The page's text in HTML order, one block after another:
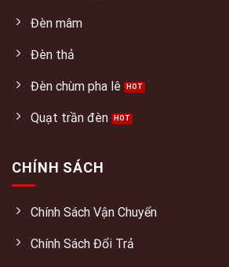
Đèn mâm
Đèn thả
Đèn chùm pha lê
Quạt trần đèn
CHÍNH SÁCH
Chính Sách Vận Chuyển
Chính Sách Đổi Trả